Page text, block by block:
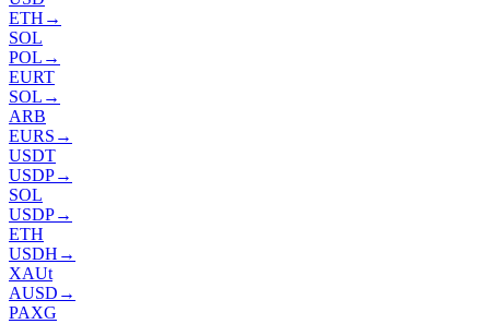
ETH →
SOL
POL →
EURT
SOL →
ARB
EURS →
USDT
USDP→
SOL
USDP→
ETH
USDH →
XAUt
AUSD →
PAXG